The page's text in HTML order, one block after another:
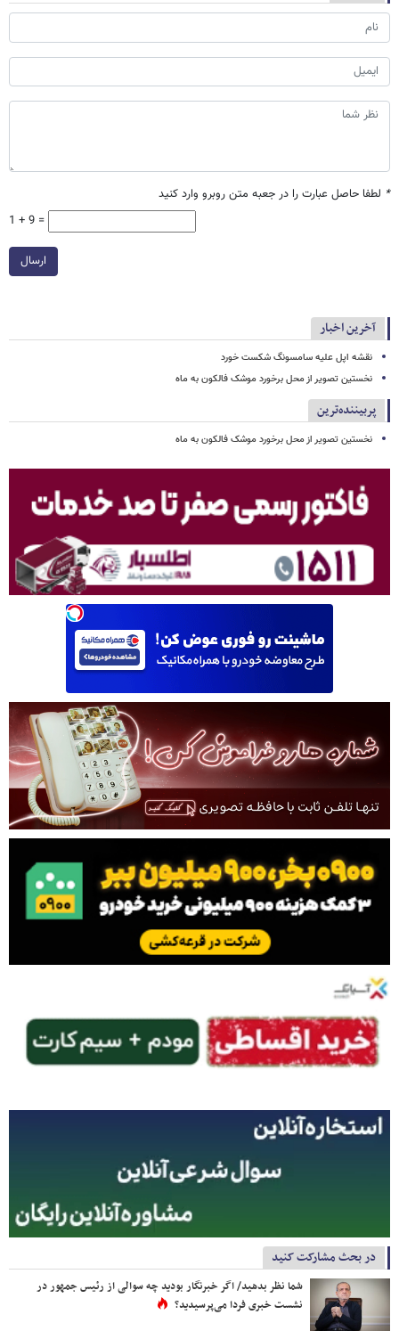
* لطفا حاصل عبارت را در جعبه متن روبرو وارد کنید
1 + 9 =
ارسال
آخرین اخبار
نقشه اپل علیه سامسونگ شکست خورد
نخستین تصویر از محل برخورد موشک فالکون به ماه
پربیننده‌ترین
نخستین تصویر از محل برخورد موشک فالکون به ماه
در بحث مشارکت کنید
شما نظر بدهید/ اگر خبرنگار بودید چه سوالی از رئیس جمهور در
نشست خبری فردا می‌پرسیدید؟